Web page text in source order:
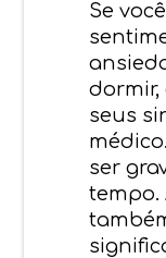
Se
seus
ser
tempo.